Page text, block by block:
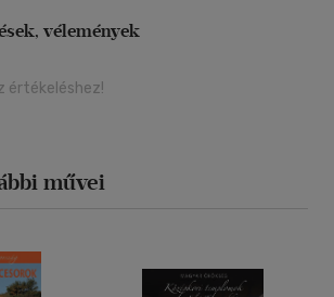
vélemények
értékeléshez!
művei